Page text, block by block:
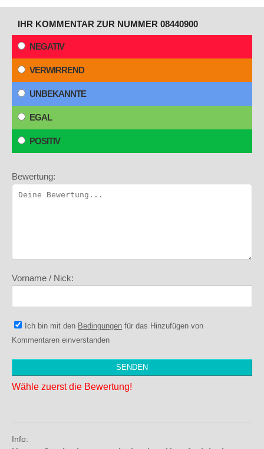
IHR KOMMENTAR ZUR NUMMER 08440900
NEGATIV
VERWIRREND
UNBEKANNTE
EGAL
POSITIV
Bewertung:
Vorname / Nick:
Ich bin mit den Bedingungen für das Hinzufügen von
Kommentaren einverstanden
Wähle zuerst die Bewertung!
Info: